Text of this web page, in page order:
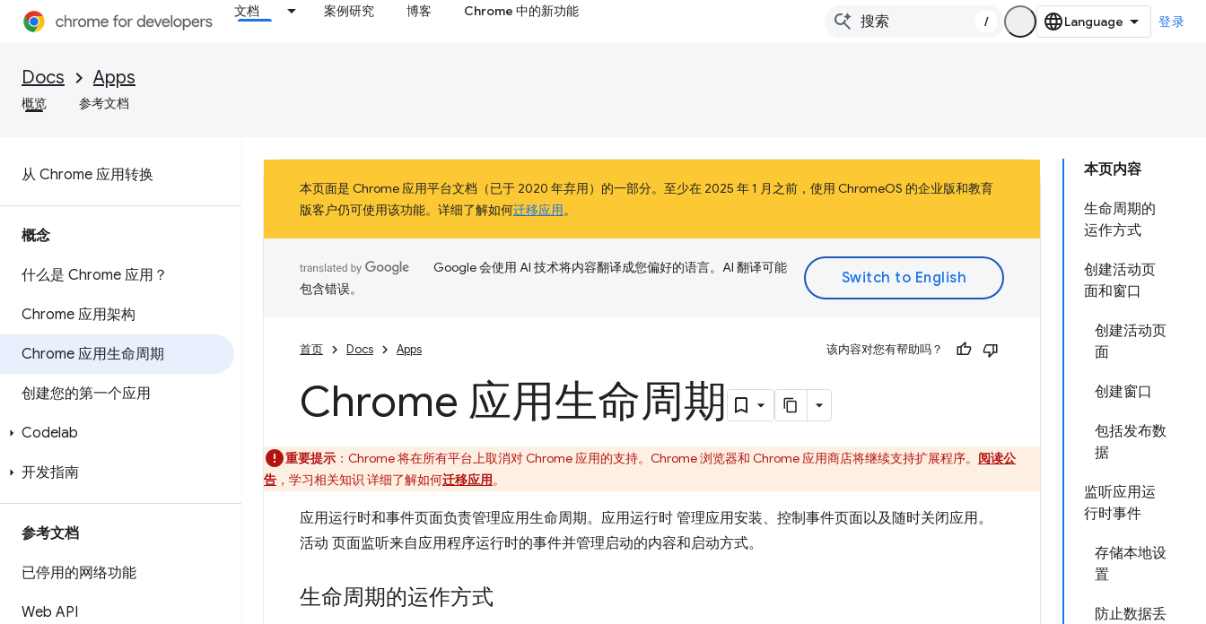
文档 案例研究 博客 Chrome 中的新功能
/ 登录
Docs Apps
概览 参考文档
从 Chrome 应用转换
概念
什么是 Chrome 应用？
Chrome 应用架构
Chrome 应用生命周期
创建您的第一个应用
Codelab
开发指南
参考文档
已停用的网络功能
Web API
本页内容
生命周期的
运作方式
创建活动页
面和窗口
创建活动页
面
创建窗口
包括发布数
据
监听应用运
行时事件
存储本地设
置
防止数据丢
本页面是 Chrome 应用平台文档（已于 2020 年弃用）的一部分。至少在 2025 年 1 月之前，使用 ChromeOS 的企业版和教育
版客户仍可使用该功能。详细了解如何迁移应用。
Google 会使用 AI 技术将内容翻译成您偏好的语言。AI 翻译可能
包含错误。
首页 Docs Apps 该内容对您有帮助吗？
Chrome 应用生命周期
重要提示 ：Chrome 将在所有平台上取消对 Chrome 应用的支持。Chrome 浏览器和 Chrome 应用商店将继续支持扩展程序。 阅读公
告 ，学习相关知识 详细了解如何迁移应用。
应用运行时和事件页面负责管理应用生命周期。应用运行时 管理应用安装、控制事件页面以及随时关闭应用。
活动 页面监听来自应用程序运行时的事件并管理启动的内容和启动方式。
生命周期的运作方式